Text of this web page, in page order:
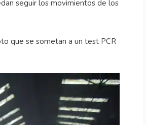
seguir los movimientos de los
que se sometan a un test PCR